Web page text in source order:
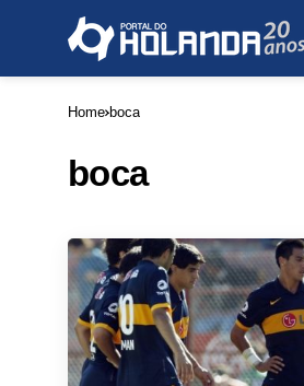
Home boca
boca